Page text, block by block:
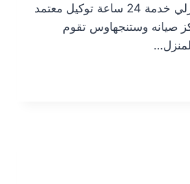
صيانة جهازك المنزلي خدمة 24 ساعة توكيل معتمد
صيانه وستنجهاوس تقوم